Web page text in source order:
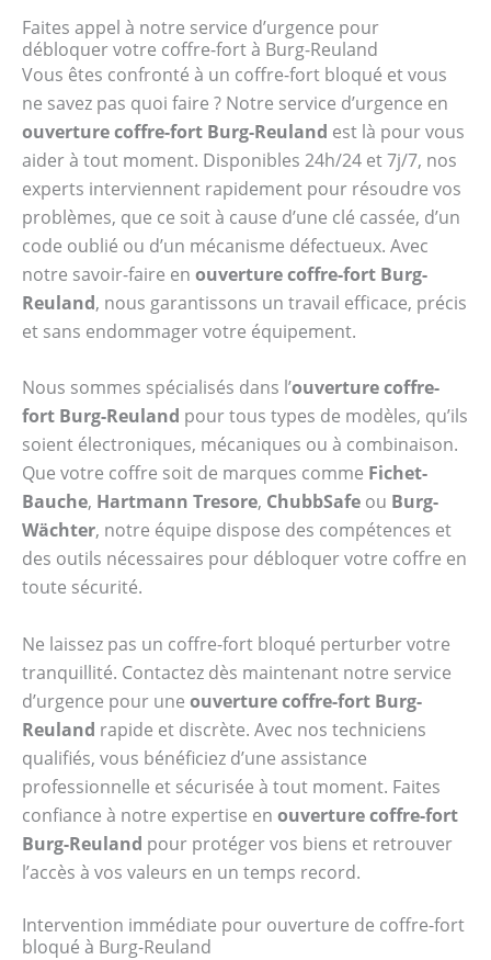
Faites appel à notre service d’urgence pour
débloquer votre coffre-fort à Burg-Reuland
Vous êtes confronté à un coffre-fort bloqué et vous
ne savez pas quoi faire ? Notre service d’urgence en
ouverture coffre-fort Burg-Reuland est là pour vous
aider à tout moment. Disponibles 24h/24 et 7j/7, nos
experts interviennent rapidement pour résoudre vos
problèmes, que ce soit à cause d’une clé cassée, d’un
code oublié ou d’un mécanisme défectueux. Avec
notre savoir-faire en ouverture coffre-fort Burg-
Reuland, nous garantissons un travail efficace, précis
et sans endommager votre équipement.
Nous sommes spécialisés dans l’ouverture coffre-
fort Burg-Reuland pour tous types de modèles, qu’ils
soient électroniques, mécaniques ou à combinaison.
Que votre coffre soit de marques comme Fichet-
Bauche, Hartmann Tresore, ChubbSafe ou Burg-
Wächter, notre équipe dispose des compétences et
des outils nécessaires pour débloquer votre coffre en
toute sécurité.
Ne laissez pas un coffre-fort bloqué perturber votre
tranquillité. Contactez dès maintenant notre service
d’urgence pour une ouverture coffre-fort Burg-
Reuland rapide et discrète. Avec nos techniciens
qualifiés, vous bénéficiez d’une assistance
professionnelle et sécurisée à tout moment. Faites
confiance à notre expertise en ouverture coffre-fort
Burg-Reuland pour protéger vos biens et retrouver
l’accès à vos valeurs en un temps record.
Intervention immédiate pour ouverture de coffre-fort
bloqué à Burg-Reuland